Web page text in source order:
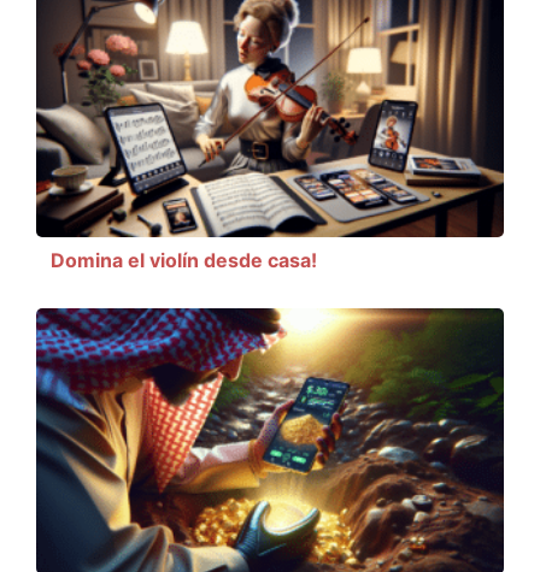
Domina el violín desde casa!